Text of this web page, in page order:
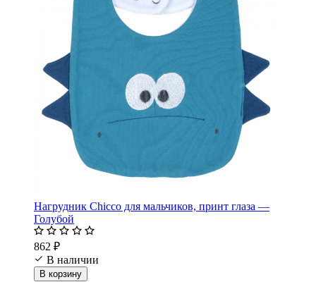
Нагрудник Chicco для мальчиков, принт глаза —
Голубой
862 ₽
В наличии
В корзину